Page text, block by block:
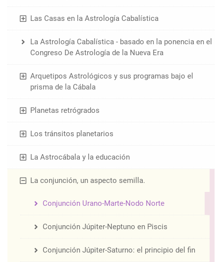
Las Casas en la Astrología Cabalística
La Astrología Cabalística - basado en la ponencia en el
Congreso De Astrología de la Nueva Era
Arquetipos Astrológicos y sus programas bajo el
prisma de la Cábala
Planetas retrógrados
Los tránsitos planetarios
La Astrocábala y la educación
La conjunción, un aspecto semilla.
Conjunción Urano-Marte-Nodo Norte
Conjunción Júpiter-Neptuno en Piscis
Conjunción Júpiter-Saturno: el principio del fin